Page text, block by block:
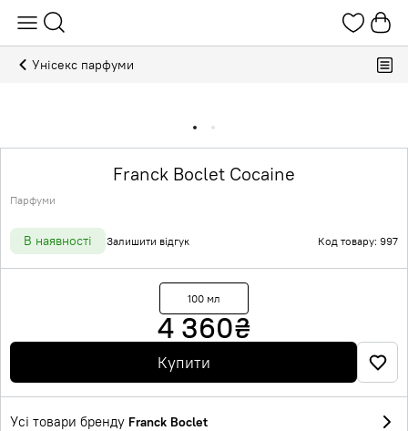
Унісекс парфуми
Franck Boclet Cocaine
Парфуми
В наявності Залишити відгук Код товару: 997
100 мл
4 360₴
Купити
Усі товари бренду Franck Boclet